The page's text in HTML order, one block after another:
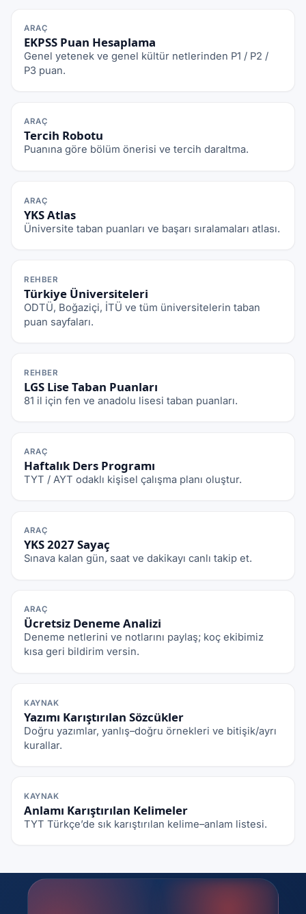
ARAÇ
EKPSS Puan Hesaplama
Genel yetenek ve genel kültür netlerinden P1 / P2 /
P3 puan.
ARAÇ
Tercih Robotu
Puanına göre bölüm önerisi ve tercih daraltma.
ARAÇ
YKS Atlas
Üniversite taban puanları ve başarı sıralamaları atlası.
REHBER
Türkiye Üniversiteleri
ODTÜ, Boğaziçi, İTÜ ve tüm üniversitelerin taban
puan sayfaları.
REHBER
LGS Lise Taban Puanları
81 il için fen ve anadolu lisesi taban puanları.
ARAÇ
Haftalık Ders Programı
TYT / AYT odaklı kişisel çalışma planı oluştur.
ARAÇ
YKS 2027 Sayaç
Sınava kalan gün, saat ve dakikayı canlı takip et.
ARAÇ
Ücretsiz Deneme Analizi
Deneme netlerini ve notlarını paylaş; koç ekibimiz
kısa geri bildirim versin.
KAYNAK
Yazımı Karıştırılan Sözcükler
Doğru yazımlar, yanlış–doğru örnekleri ve bitişik/ayrı
kurallar.
KAYNAK
Anlamı Karıştırılan Kelimeler
TYT Türkçe’de sık karıştırılan kelime–anlam listesi.